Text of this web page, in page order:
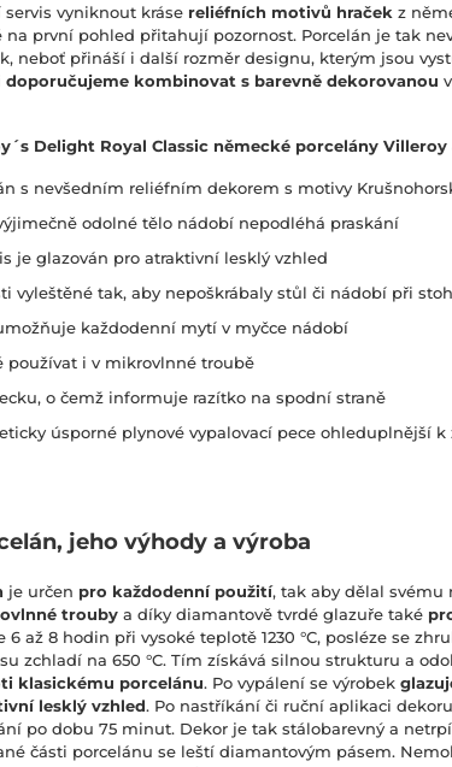
vyniknout kráse reliéfních motivů hraček z
na první pohled přitahují pozornost. Porcelán je tak
neboť přináší i další rozměr designu, kterým jsou
doporučujeme kombinovat s barevně dekorovanou
Delight Royal Classic německé porcelány Villeroy
s nevšedním reliéfním dekorem s motivy
odolné tělo nádobí nepodléhá praskání
je glazován pro atraktivní lesklý vzhled
vyleštěné tak, aby nepoškrábaly stůl či nádobí při
každodenní mytí v myčce nádobí
používat i v mikrovlnné troubě
o čemž informuje razítko na spodní straně
úsporné plynové vypalovací pece ohleduplnější
jeho výhody a výroba
je určen pro každodenní použití, tak aby dělal svému
trouby a díky diamantově tvrdé glazuře také
6 až 8 hodin při vysoké teplotě 1230 °C, posléze se
zchladí na 650 °C. Tím získává silnou strukturu a
klasickému porcelánu. Po vypálení se výrobek
lesklý vzhled. Po nastříkání či ruční aplikaci
po dobu 75 minut. Dekor je tak stálobarevný a
části porcelánu se leští diamantovým pásem.